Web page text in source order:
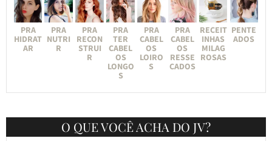
PRA
HIDRAT
AR
PRA
NUTRI
R
PRA
RECON
STRUI
R
PRA
TER
CABEL
OS
LONGO
S
PRA
CABEL
OS
LOIRO
S
PRA
CABEL
OS
RESSE
CADOS
RECEIT
INHAS
MILAG
ROSAS
PENTE
ADOS
O QUE VOCÊ ACHA DO JV?